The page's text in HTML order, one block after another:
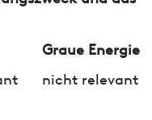
Graue Energie
nicht relevant